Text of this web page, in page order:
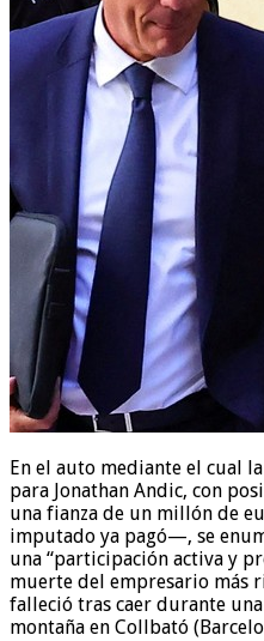
En el auto mediante el cual
para Jonathan Andic, con
una fianza de un millón de
imputado ya pagó—, se
una “participación activa y
muerte del empresario más
falleció tras caer durante
montaña en Collbató